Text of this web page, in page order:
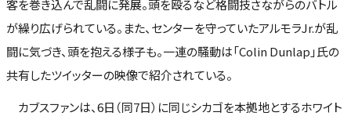
客を巻き込んで乱闘に発展。頭を殴るなど格闘技さながらのバトル
が繰り広げられている。また、センターを守っていたアルモラJr.が乱
闘に気づき、頭を抱える様子も。一連の騒動は「Colin Dunlap」氏の
共有したツイッターの映像で紹介されている。
カブスファンは、6日（同7日）に同じシカゴを本拠地とするホワイト